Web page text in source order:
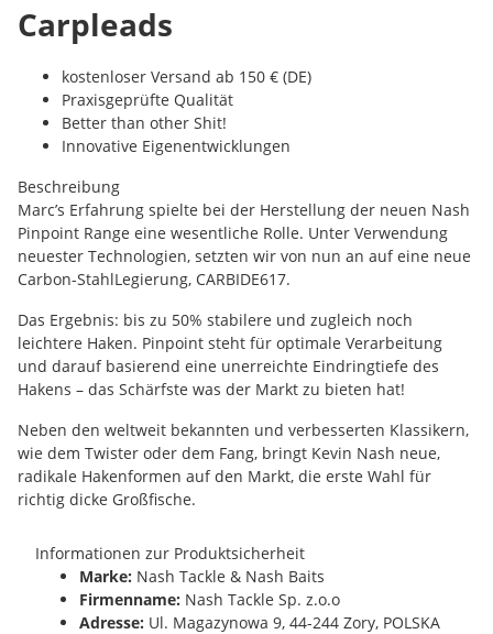
Carpleads
kostenloser Versand ab 150 € (DE)
Praxisgeprüfte Qualität
Better than other Shit!
Innovative Eigenentwicklungen
Beschreibung
Marc’s Erfahrung spielte bei der Herstellung der neuen Nash
Pinpoint Range eine wesentliche Rolle. Unter Verwendung
neuester Technologien, setzten wir von nun an auf eine neue
Carbon-StahlLegierung, CARBIDE617.
Das Ergebnis: bis zu 50% stabilere und zugleich noch
leichtere Haken. Pinpoint steht für optimale Verarbeitung
und darauf basierend eine unerreichte Eindringtiefe des
Hakens – das Schärfste was der Markt zu bieten hat!
Neben den weltweit bekannten und verbesserten Klassikern,
wie dem Twister oder dem Fang, bringt Kevin Nash neue,
radikale Hakenformen auf den Markt, die erste Wahl für
richtig dicke Großfische.
Informationen zur Produktsicherheit
Marke: Nash Tackle & Nash Baits
Firmenname: Nash Tackle Sp. z.o.o
Adresse: Ul. Magazynowa 9, 44-244 Zory, POLSKA